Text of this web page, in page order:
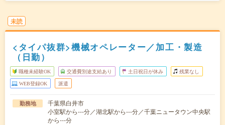
未読
<タイパ抜群>機械オペレーター／加工・製造
（日勤）
職種未経験OK 交通費別途支給あり 土日祝日が休み 残業なし
WEB登録OK 派遣
勤務地
千葉県白井市
小室駅から---分／湖北駅から---分／千葉ニュータウン中央駅
から---分